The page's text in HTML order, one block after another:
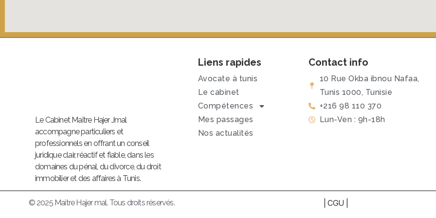
Le Cabinet Maître Hajer Jmal
accompagne particuliers et
professionnels en offrant un conseil
juridique clair, réactif et fiable, dans les
domaines du pénal, du divorce, du droit
immobilier et des affaires à Tunis.
Liens rapides
Avocate à tunis
Le cabinet
Compétences
Mes passages
Nos actualités
Contact info
10 Rue Okba ibnou Nafaa,
Tunis 1000, Tunisie
+216 98 110 370
Lun-Ven : 9h-18h
© 2025 Maitre Hajer mal. Tous droits réservés. |CGU